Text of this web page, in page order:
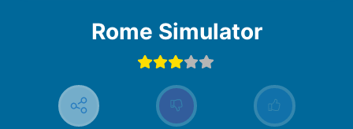
Rome Simulator